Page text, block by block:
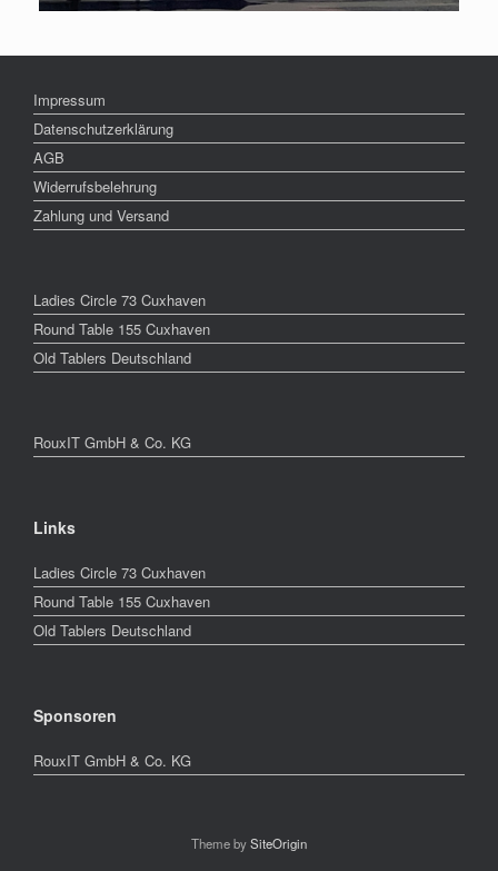
Impressum
Datenschutzerklärung
AGB
Widerrufsbelehrung
Zahlung und Versand
Ladies Circle 73 Cuxhaven
Round Table 155 Cuxhaven
Old Tablers Deutschland
RouxIT GmbH & Co. KG
Links
Ladies Circle 73 Cuxhaven
Round Table 155 Cuxhaven
Old Tablers Deutschland
Sponsoren
RouxIT GmbH & Co. KG
Theme bySiteOrigin